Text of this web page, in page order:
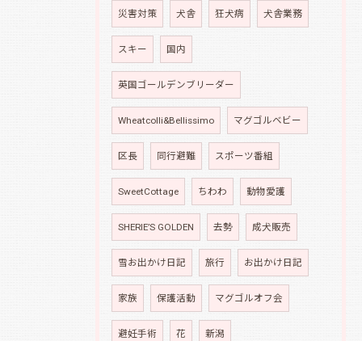
災害対策 犬舎 狂犬病 犬舎業務
スキー 国内
英国ゴールデンブリーダー
Wheatcolli&Bellissimo マグゴルベビー
区長 同行避難 スポーツ番組
SweetCottage ちわわ 動物愛護
SHERIE’S GOLDEN 去勢 成犬販売
雪お出かけ日記 旅行 お出かけ日記
家族 保護活動 マグゴルオフ会
避妊手術 花 新潟